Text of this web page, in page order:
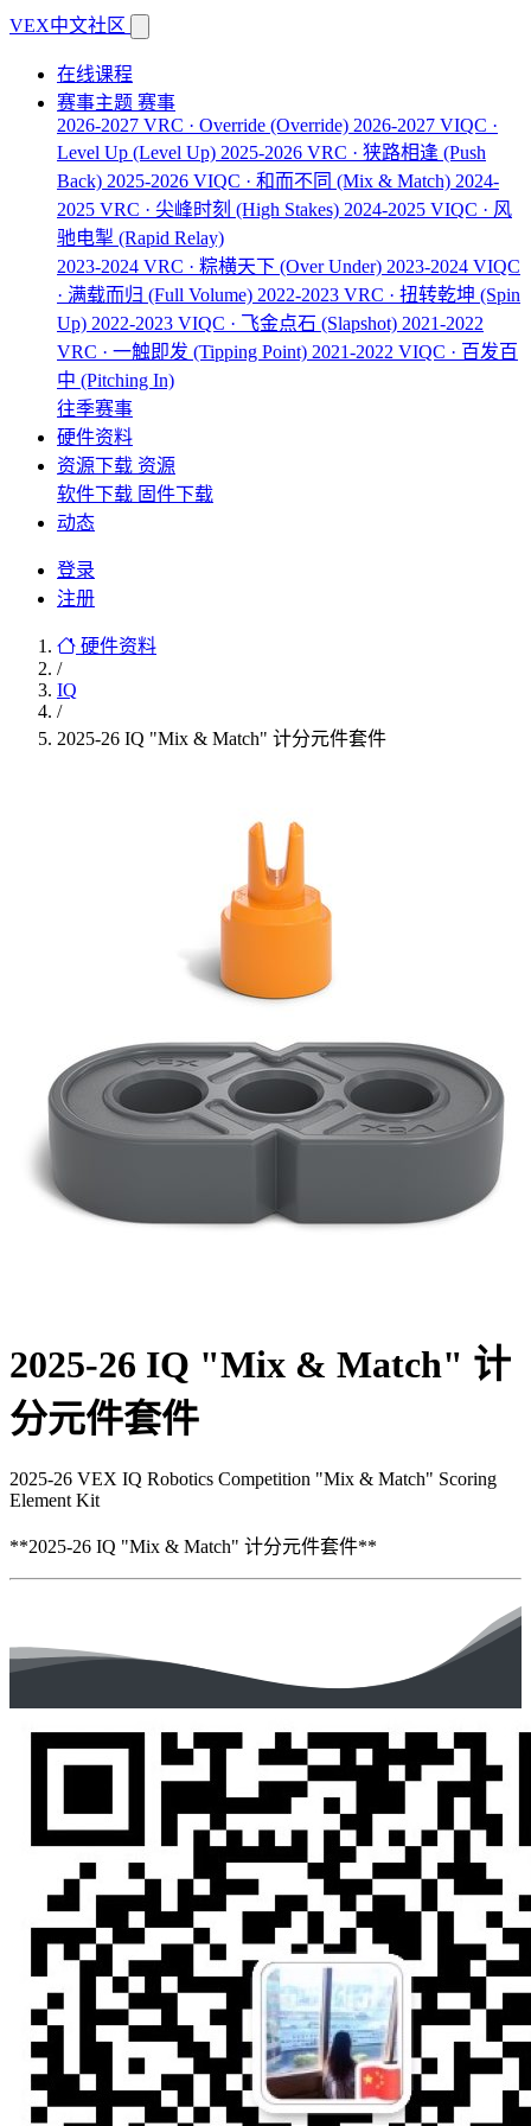
VEX中文社区
在线课程
赛事主题 赛事
2026-2027 VRC · Override (Override) 2026-2027 VIQC ·
Level Up (Level Up) 2025-2026 VRC · 狭路相逢 (Push
Back) 2025-2026 VIQC · 和而不同 (Mix & Match) 2024-
2025 VRC · 尖峰时刻 (High Stakes) 2024-2025 VIQC · 风
驰电掣 (Rapid Relay)
2023-2024 VRC · 粽横天下 (Over Under) 2023-2024 VIQC
· 满载而归 (Full Volume) 2022-2023 VRC · 扭转乾坤 (Spin
Up) 2022-2023 VIQC · 飞金点石 (Slapshot) 2021-2022
VRC · 一触即发 (Tipping Point) 2021-2022 VIQC · 百发百
中 (Pitching In)
往季赛事
硬件资料
资源下载 资源
软件下载 固件下载
动态
登录
注册
硬件资料
/
IQ
/
2025-26 IQ "Mix & Match" 计分元件套件
2025-26 IQ "Mix & Match" 计
分元件套件
2025-26 VEX IQ Robotics Competition "Mix & Match" Scoring
Element Kit
**2025-26 IQ "Mix & Match" 计分元件套件**